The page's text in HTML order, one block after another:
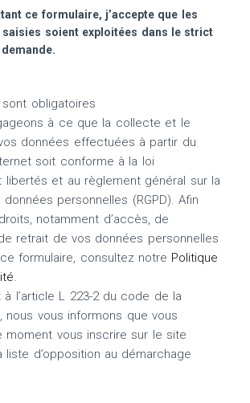
ce formulaire, j’accepte que les
soient exploitées dans le strict
obligatoires
à ce que la collecte et le
données effectuées à partir du
soit conforme à la loi
libertés et au règlement général sur la
personnelles (RGPD). Afin
notamment d’accès, de
retrait de vos données personnelles
formulaire, consultez notre Politique
.
à l’article L 223-2 du code de la
nous vous informons que vous
moment vous inscrire sur le site
liste d’opposition au démarchage